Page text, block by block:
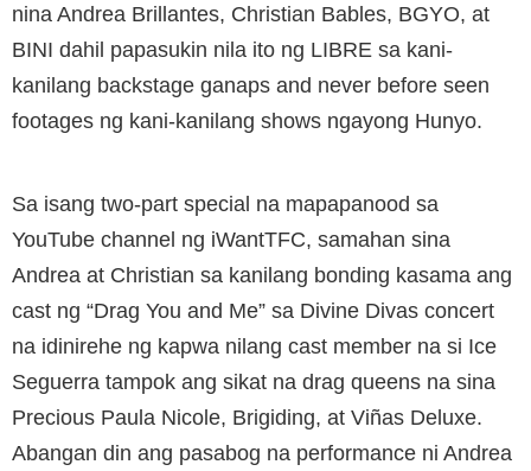
nina Andrea Brillantes, Christian Bables, BGYO, at
BINI dahil papasukin nila ito ng LIBRE sa kani-
kanilang backstage ganaps and never before seen
footages ng kani-kanilang shows ngayong Hunyo.
Sa isang two-part special na mapapanood sa
YouTube channel ng iWantTFC, samahan sina
Andrea at Christian sa kanilang bonding kasama ang
cast ng “Drag You and Me” sa Divine Divas concert
na idinirehe ng kapwa nilang cast member na si Ice
Seguerra tampok ang sikat na drag queens na sina
Precious Paula Nicole, Brigiding, at Viñas Deluxe.
Abangan din ang pasabog na performance ni Andrea